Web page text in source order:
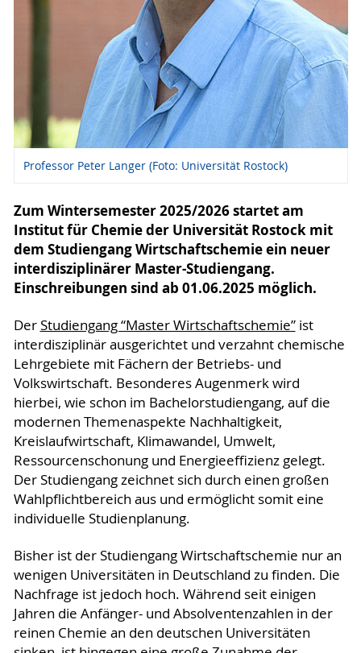
Professor Peter Langer (Foto: Universität Rostock)
Zum Wintersemester 2025/2026 startet am
Institut für Chemie der Universität Rostock mit
dem Studiengang Wirtschaftschemie ein neuer
interdisziplinärer Master-Studiengang.
Einschreibungen sind ab 01.06.2025 möglich.
Der Studiengang “Master Wirtschaftschemie”ist
interdisziplinär ausgerichtet und verzahnt chemische
Lehrgebiete mit Fächern der Betriebs- und
Volkswirtschaft. Besonderes Augenmerk wird
hierbei, wie schon im Bachelorstudiengang, auf die
modernen Themenaspekte Nachhaltigkeit,
Kreislaufwirtschaft, Klimawandel, Umwelt,
Ressourcenschonung und Energieeffizienz gelegt.
Der Studiengang zeichnet sich durch einen großen
Wahlpflichtbereich aus und ermöglicht somit eine
individuelle Studienplanung.
Bisher ist der Studiengang Wirtschaftschemie nur an
wenigen Universitäten in Deutschland zu finden. Die
Nachfrage ist jedoch hoch. Während seit einigen
Jahren die Anfänger- und Absolventenzahlen in der
reinen Chemie an den deutschen Universitäten